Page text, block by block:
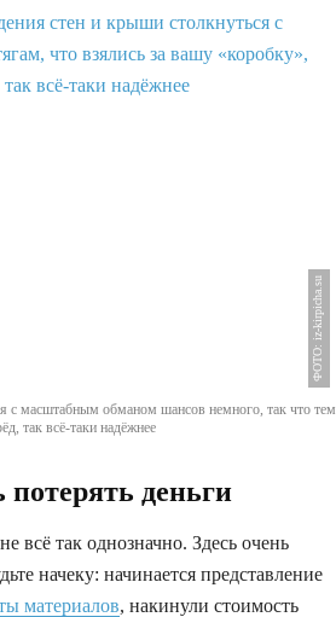
ФОТО: iz-kirpicha.su
с масштабным обманом шансов немного, так что тем
так всё-таки надёжнее
деньги
всё так однозначно. Здесь очень
начеку: начинается представление
материалов, накинули стоимость